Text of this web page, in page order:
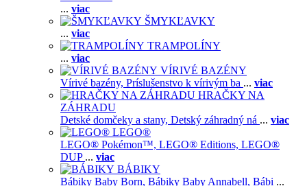
... viac
ŠMYKĽAVKY
... viac
TRAMPOLÍNY
... viac
VÍRIVÉ BAZÉNY
Vírivé bazény, Príslušenstvo k vírivým ba ... viac
HRAČKY NA
ZÁHRADU
Detské domčeky a stany, Detský záhradný ná ... viac
LEGO®
LEGO® Pokémon™, LEGO® Editions, LEGO®
DUP ... viac
BÁBIKY
Bábiky Baby Born, Bábiky Baby Annabell, Bábi ...